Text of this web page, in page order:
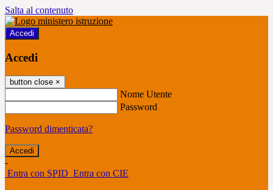
Salta al contenuto
Accedi
Accedi
button close ×
Nome Utente
Password
Password dimenticata?
-
Entra con SPID Entra con CIE